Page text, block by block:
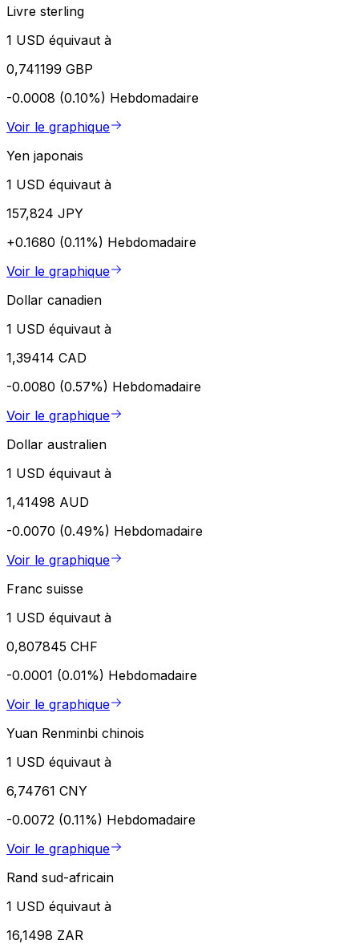
Livre sterling
1 USD équivaut à
0,741199 GBP
-0.0008 (0.10%) Hebdomadaire
Voir le graphique
Yen japonais
1 USD équivaut à
157,824 JPY
+0.1680 (0.11%) Hebdomadaire
Voir le graphique
Dollar canadien
1 USD équivaut à
1,39414 CAD
-0.0080 (0.57%) Hebdomadaire
Voir le graphique
Dollar australien
1 USD équivaut à
1,41498 AUD
-0.0070 (0.49%) Hebdomadaire
Voir le graphique
Franc suisse
1 USD équivaut à
0,807845 CHF
-0.0001 (0.01%) Hebdomadaire
Voir le graphique
Yuan Renminbi chinois
1 USD équivaut à
6,74761 CNY
-0.0072 (0.11%) Hebdomadaire
Voir le graphique
Rand sud-africain
1 USD équivaut à
16,1498 ZAR